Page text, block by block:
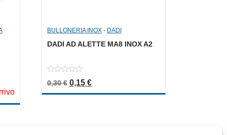
8,50 €.
è: 4,25 €.
BULLONERIA INOX- DADI
DADI AD ALETTE MA8 INOX A2
out
of
0,30€ Il prezzo originale era: 0,30 €.
0,15 €Il prezzo attuale è: 0,15 €.